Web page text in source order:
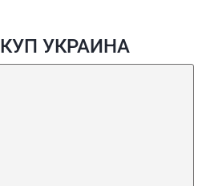
УКРАИНА